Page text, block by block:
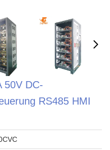
50V DC-
RS485 HMI